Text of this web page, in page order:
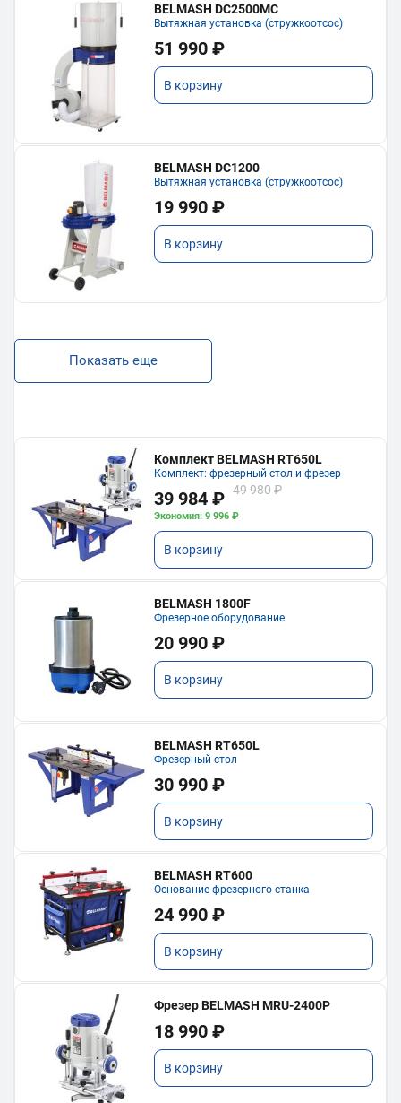
BELMASH DC2500MC
Вытяжная установка (стружкоотсос)
51 990 ₽
В корзину
BELMASH DC1200
Вытяжная установка (стружкоотсос)
19 990 ₽
В корзину
Показать еще
Комплект BELMASH RT650L
Комплект: фрезерный стол и фрезер
39 984 ₽ 49 980 ₽
Экономия: 9 996 ₽
В корзину
BELMASH 1800F
Фрезерное оборудование
20 990 ₽
В корзину
BELMASH RT650L
Фрезерный стол
30 990 ₽
В корзину
BELMASH RT600
Основание фрезерного станка
24 990 ₽
В корзину
Фрезер BELMASH MRU-2400P
18 990 ₽
В корзину